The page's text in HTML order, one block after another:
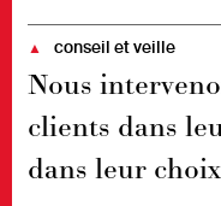
▲ conseil et veille
Nous
clients dans
dans leur